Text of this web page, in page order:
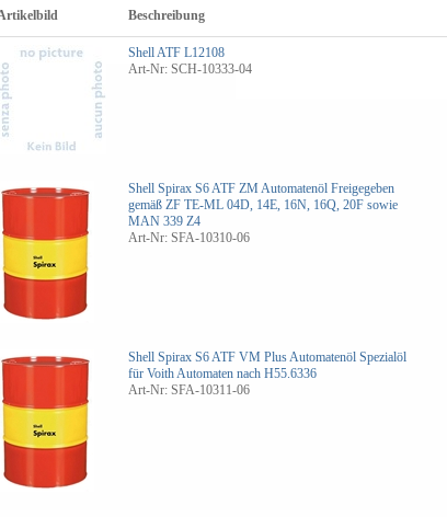
Beschreibung
Shell ATF L12108
Art-Nr: SCH-10333-04
Shell Spirax S6 ATF ZM Automatenöl Freigegeben
gemäß ZF TE-ML 04D, 14E, 16N, 16Q, 20F sowie
MAN 339 Z4
Art-Nr: SFA-10310-06
Shell Spirax S6 ATF VM Plus Automatenöl Spezialöl
für Voith Automaten nach H55.6336
Art-Nr: SFA-10311-06